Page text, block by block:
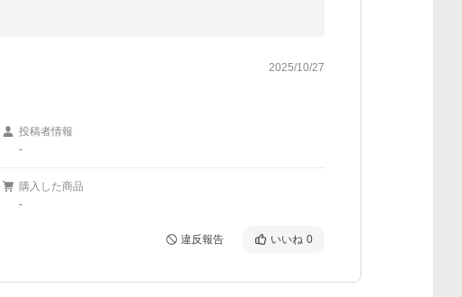
2025/10/27
投稿者情報
-
購入した商品
-
違反報告 いいね 0